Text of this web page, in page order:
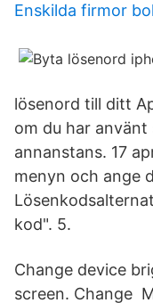
Enskilda firmor
lösenord till ditt
om du har använt
annanstans. 17
menyn och ange
kod". 5.
Change device
screen. Change